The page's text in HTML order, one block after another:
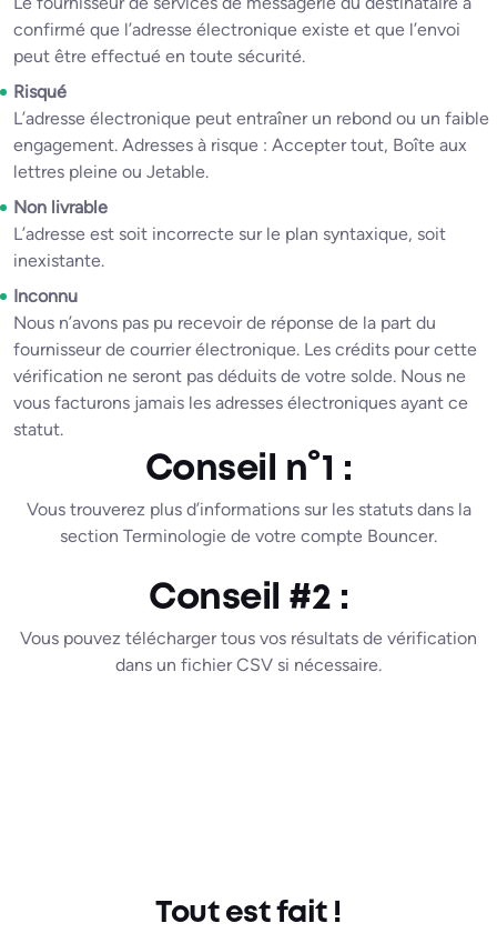
confirmé que l’adresse électronique existe et que l’envoi
peut être effectué en toute sécurité.
Risqué
L’adresse électronique peut entraîner un rebond ou un faible
engagement. Adresses à risque : Accepter tout, Boîte aux
lettres pleine ou Jetable.
Non livrable
L’adresse est soit incorrecte sur le plan syntaxique, soit
inexistante.
Inconnu
Nous n’avons pas pu recevoir de réponse de la part du
fournisseur de courrier électronique. Les crédits pour cette
vérification ne seront pas déduits de votre solde. Nous ne
vous facturons jamais les adresses électroniques ayant ce
statut.
Conseil n°1 :
Vous trouverez plus d’informations sur les statuts dans la
section Terminologie de votre compte Bouncer.
Conseil #2 :
Vous pouvez télécharger tous vos résultats de vérification
dans un fichier CSV si nécessaire.
Tout est fait !